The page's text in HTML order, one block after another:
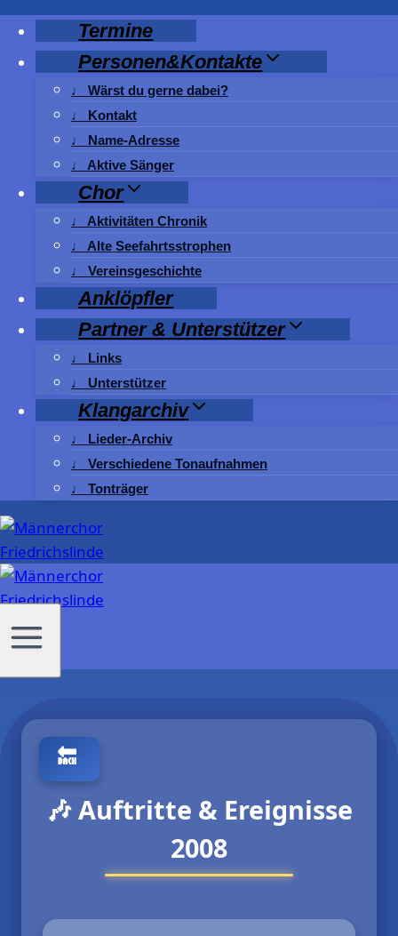
Zum
Inhalt
springen
Termine
Personen&Kontakte
♩ Wärst du gerne dabei?
♩ Kontakt
♩ Name-Adresse
♩ Aktive Sänger
Chor
♩ Aktivitäten Chronik
♩ Alte Seefahrtsstrophen
♩ Vereinsgeschichte
Anklöpfler
Partner & Unterstützer
♩ Links
♩ Unterstützer
Klangarchiv
♩ Lieder-Archiv
♩ Verschiedene Tonaufnahmen
♩ Tonträger
🎶 Auftritte & Ereignisse
2008